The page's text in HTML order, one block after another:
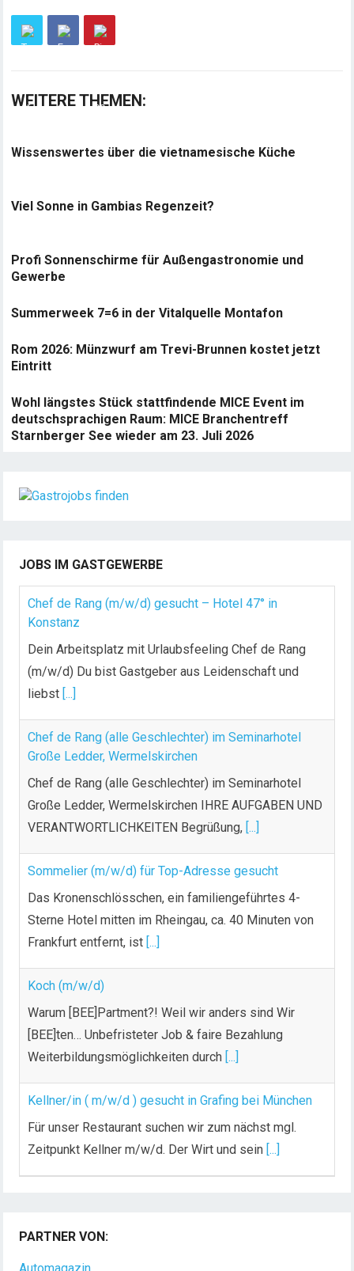
WEITERE THEMEN:
Wissenswertes über die vietnamesische Küche
Viel Sonne in Gambias Regenzeit?
Profi Sonnenschirme für Außengastronomie und
Gewerbe
Summerweek 7=6 in der Vitalquelle Montafon
Rom 2026: Münzwurf am Trevi-Brunnen kostet jetzt
Eintritt
Wohl längstes Stück stattfindende MICE Event im
deutschsprachigen Raum: MICE Branchentreff
Starnberger See wieder am 23. Juli 2026
JOBS IM GASTGEWERBE
Chef de Rang (m/w/d) gesucht – Hotel 47° in
Konstanz
Dein Arbeitsplatz mit Urlaubsfeeling Chef de Rang
(m/w/d) Du bist Gastgeber aus Leidenschaft und
liebst [...]
Chef de Rang (alle Geschlechter) im Seminarhotel
Große Ledder, Wermelskirchen
Chef de Rang (alle Geschlechter) im Seminarhotel
Große Ledder, Wermelskirchen IHRE AUFGABEN UND
VERANTWORTLICHKEITEN Begrüßung, [...]
Sommelier (m/w/d) für Top-Adresse gesucht
Das Kronenschlösschen, ein familiengeführtes 4-
Sterne Hotel mitten im Rheingau, ca. 40 Minuten von
Frankfurt entfernt, ist [...]
Koch (m/w/d)
Warum [BEE]Partment?! Weil wir anders sind Wir
[BEE]ten… Unbefristeter Job & faire Bezahlung
Weiterbildungsmöglichkeiten durch [...]
Kellner/in ( m/w/d ) gesucht in Grafing bei München
Für unser Restaurant suchen wir zum nächst mgl.
Zeitpunkt Kellner m/w/d. Der Wirt und sein [...]
PARTNER VON: